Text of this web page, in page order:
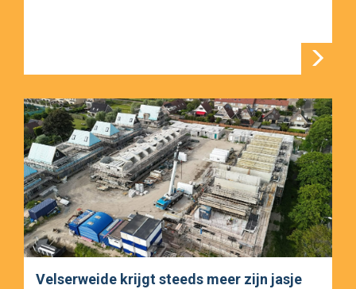
Velserweide krijgt steeds meer zijn jasje